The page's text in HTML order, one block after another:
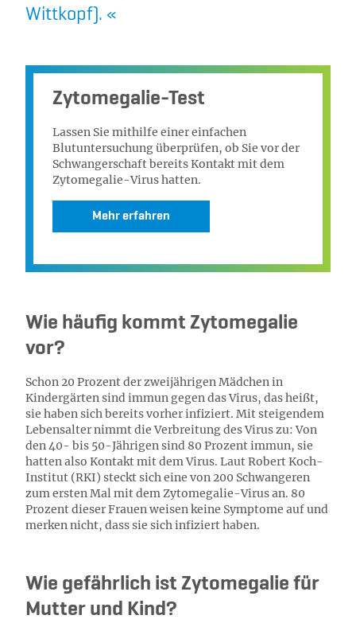
Wittkopf).
Zytomegalie-Test
Lassen Sie mithilfe einer einfachen
Blutuntersuchung überprüfen, ob Sie vor der
Schwangerschaft bereits Kontakt mit dem
Zytomegalie-Virus hatten.
Mehr erfahren
Wie häufig kommt Zytomegalie
vor?
Schon 20 Prozent der zweijährigen Mädchen in
Kindergärten sind immun gegen das Virus, das heißt,
sie haben sich bereits vorher infiziert. Mit steigendem
Lebensalter nimmt die Verbreitung des Virus zu: Von
den 40- bis 50-Jährigen sind 80 Prozent immun, sie
hatten also Kontakt mit dem Virus. Laut Robert Koch-
Institut (RKI) steckt sich eine von 200 Schwangeren
zum ersten Mal mit dem Zytomegalie-Virus an. 80
Prozent dieser Frauen weisen keine Symptome auf und
merken nicht, dass sie sich infiziert haben.
Wie gefährlich ist Zytomegalie für
Mutter und Kind?